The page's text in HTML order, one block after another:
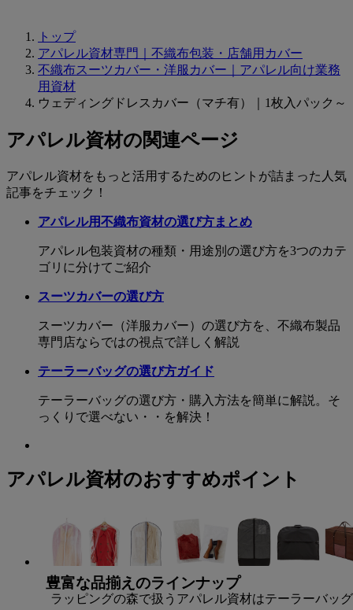
ブライダル資材をまとめて運べる大容
即納品
1セット 47,300 税込
お気に入りに登録する
1セット ¥ 88,000 税込
お気に入りに登録する
トップ
アパレル資材専門｜不織布包装・店舗用カバー
不織布スーツカバー・洋服カバー｜アパレル向け業務
用資材
ウェディングドレスカバー（マチ有）｜1枚入パック～
アパレル資材の関連ページ
アパレル資材をもっと活用するためのヒントが詰まった人気
記事をチェック！
アパレル用不織布資材の選び方まとめ
アパレル包装資材の種類・用途別の選び方を3つのカテ
ゴリに分けてご紹介
スーツカバーの選び方
スーツカバー（洋服カバー）の選び方を、不織布製品
専門店ならではの視点で詳しく解説
テーラーバッグの選び方ガイド
テーラーバッグの選び方・購入方法を簡単に解説。そ
っくりで選べない・・を解決！
アパレル資材のおすすめポイント
豊富な品揃えのラインナップ
ラッピングの森で扱うアパレル資材はテーラーバッ